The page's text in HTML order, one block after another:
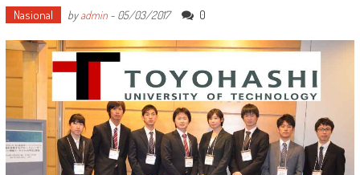
Nasional byadmin- 05/03/2017 0